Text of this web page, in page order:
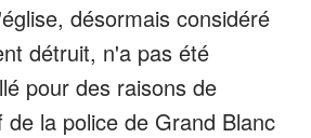
désormais considéré
détruit, n'a pas été
pour des raisons de
la police de Grand Blanc